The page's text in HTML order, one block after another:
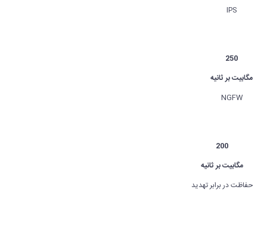
IPS
250
مگابیت بر ثانیه
NGFW
200
مگابیت بر ثانیه
حفاظت در برابر تهدید